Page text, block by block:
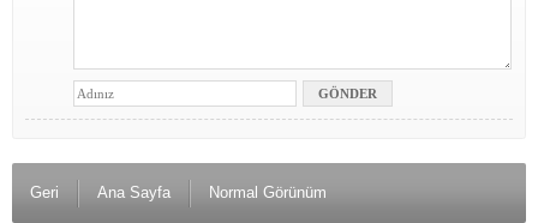
Geri Ana Sayfa Normal Görünüm